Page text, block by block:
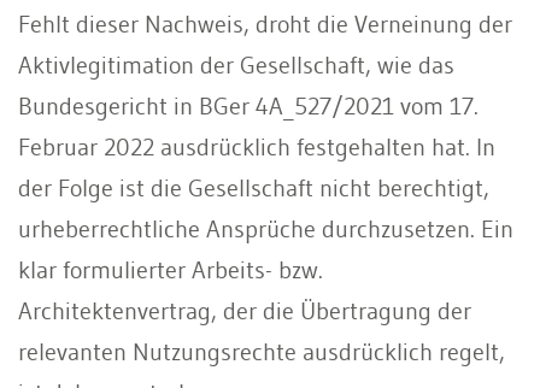
Fehlt dieser Nachweis, droht die Verneinung der
Aktivlegitimation der Gesellschaft, wie das
Bundesgericht in BGer 4A_527/2021 vom 17.
Februar 2022 ausdrücklich festgehalten hat. In
der Folge ist die Gesellschaft nicht berechtigt,
urheberrechtliche Ansprüche durchzusetzen. Ein
klar formulierter Arbeits- bzw.
Architektenvertrag, der die Übertragung der
relevanten Nutzungsrechte ausdrücklich regelt,